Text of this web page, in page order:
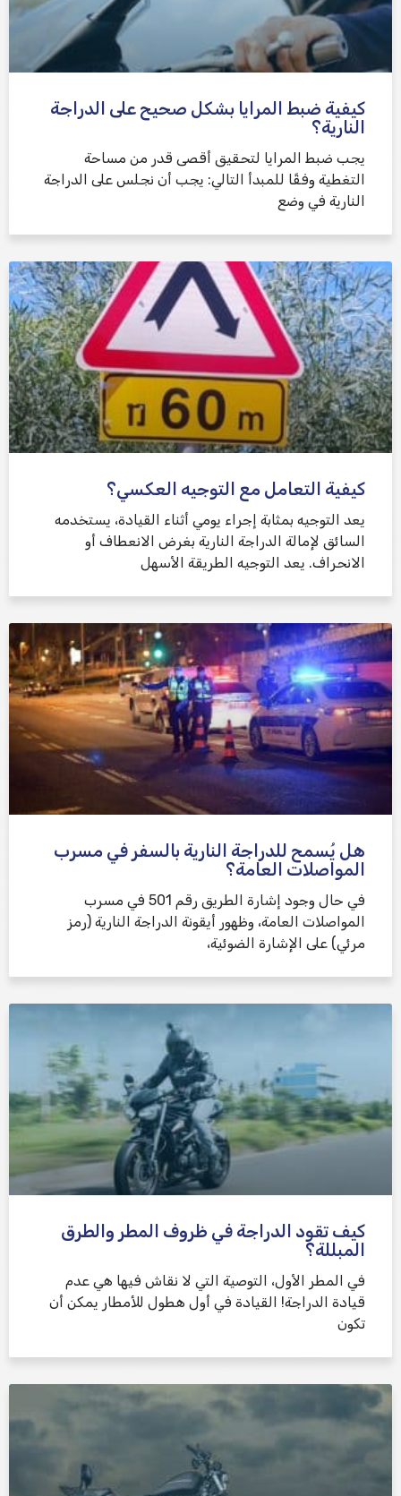
كيفية ضبط المرايا بشكل صحيح على الدراجة
النارية؟
يجب ضبط المرايا لتحقيق أقصى قدر من مساحة
التغطية وفقًا للمبدأ التالي: يجب أن نجلس على الدراجة
النارية في وضع
كيفية التعامل مع التوجيه العكسي؟
يعد التوجيه بمثابة إجراء يومي أثناء القيادة، يستخدمه
السائق لإمالة الدراجة النارية بغرض الانعطاف أو
الانحراف. يعد التوجيه الطريقة الأسهل
هل يُسمح للدراجة النارية بالسفر في مسرب
المواصلات العامة؟
في حال وجود إشارة الطريق رقم 501 في مسرب
المواصلات العامة، وظهور أيقونة الدراجة النارية (رمز
مرئي) على الإشارة الضوئية،
كيف تقود الدراجة في ظروف المطر والطرق
المبللة؟
في المطر الأول، التوصية التي لا نقاش فيها هي عدم
قيادة الدراجة! القيادة في أول هطول للأمطار يمكن أن
تكون